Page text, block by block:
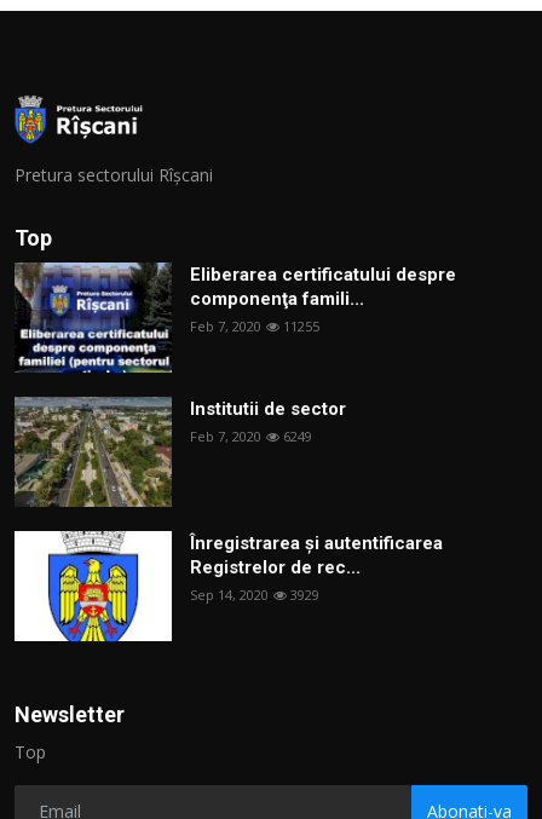
Pretura sectorului Rîșcani
Top
Eliberarea certificatului despre
componenţa famili...
Feb 7, 2020 11255
Institutii de sector
Feb 7, 2020 6249
Înregistrarea și autentificarea
Registrelor de rec...
Sep 14, 2020 3929
Newsletter
Top
Abonati-va